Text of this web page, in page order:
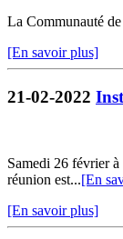
La Communauté
[En savoir plus]
21-02-2022
Samedi 26 février
réunion est...[En
[En savoir plus]